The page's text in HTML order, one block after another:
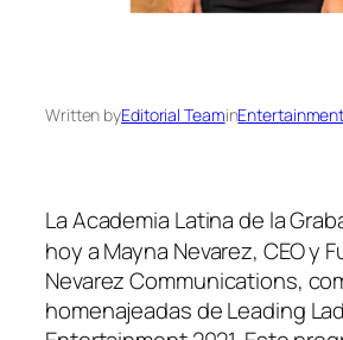
Written byEditorial TeaminEntertainment
La Academia Latina de la
hoy a Mayna Nevarez, CEO y
Nevarez Communications,
homenajeadas de Leading